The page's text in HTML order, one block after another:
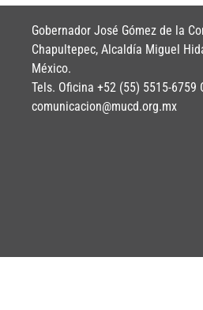
Gobernador José Gómez de la
Chapultepec, Alcaldía Miguel
México.
Tels. Oficina +52 (55) 5515-6759
comunicacion@mucd.org.mx